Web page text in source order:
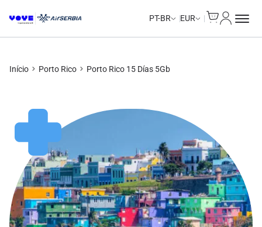
PT-BR EUR
Início Porto Rico Porto Rico 15 Días 5Gb